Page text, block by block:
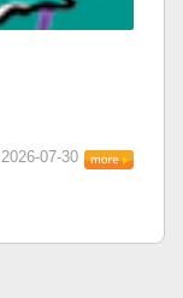
2026-07-30